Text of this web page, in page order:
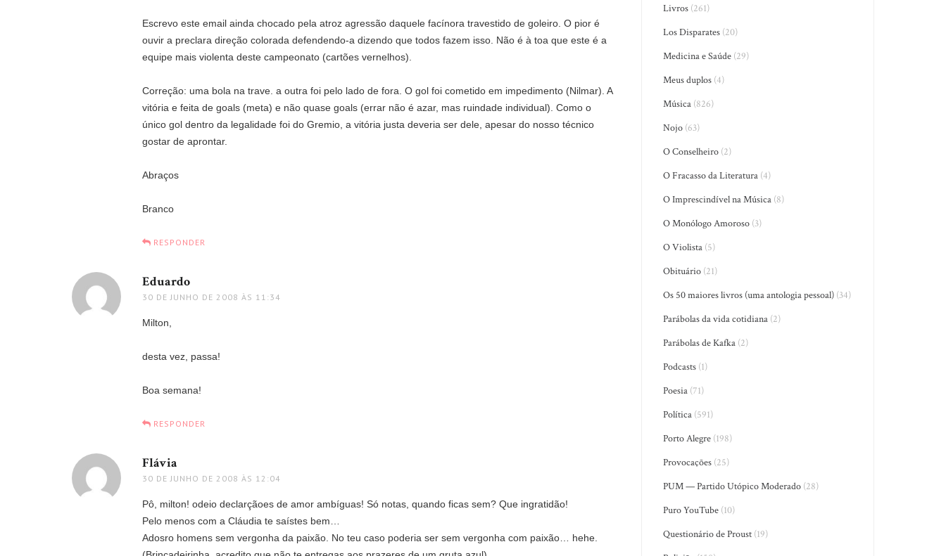
Escrevo este email ainda chocado pela atroz agressão daquele facínora travestido de goleiro. O pior é
ouvir a preclara direção colorada defendendo-a dizendo que todos fazem isso. Não é à toa que este é a
equipe mais violenta deste campeonato (cartões vernelhos).
Correção: uma bola na trave. a outra foi pelo lado de fora. O gol foi cometido em impedimento (Nilmar). A
vitória e feita de goals (meta) e não quase goals (errar não é azar, mas ruindade individual). Como o
único gol dentro da legalidade foi do Gremio, a vitória justa deveria ser dele, apesar do nosso técnico
gostar de aprontar.
Abraços
Branco
RESPONDER
Eduardo
30 DE JUNHO DE 2008 ÀS 11:34
Milton,
desta vez, passa!
Boa semana!
RESPONDER
Flávia
30 DE JUNHO DE 2008 ÀS 12:04
Pô, milton! odeio declarçãoes de amor ambíguas! Só notas, quando ficas sem? Que ingratidão!
Pelo menos com a Cláudia te saístes bem…
Adosro homens sem vergonha da paixão. No teu caso poderia ser sem vergonha com paixão… hehe.
Livros (261)
Los Disparates (20)
Medicina e Saúde (29)
Meus duplos (4)
Música (826)
Nojo (63)
O Conselheiro (2)
O Fracasso da Literatura (4)
O Imprescindível na Música (8)
O Monólogo Amoroso (3)
O Violista (5)
Obituário (21)
Os 50 maiores livros (uma antologia pessoal) (34)
Parábolas da vida cotidiana (2)
Parábolas de Kafka (2)
Podcasts (1)
Poesia (71)
Política (591)
Porto Alegre (198)
Provocações (25)
PUM — Partido Utópico Moderado (28)
Puro YouTube (10)
Questionário de Proust (19)